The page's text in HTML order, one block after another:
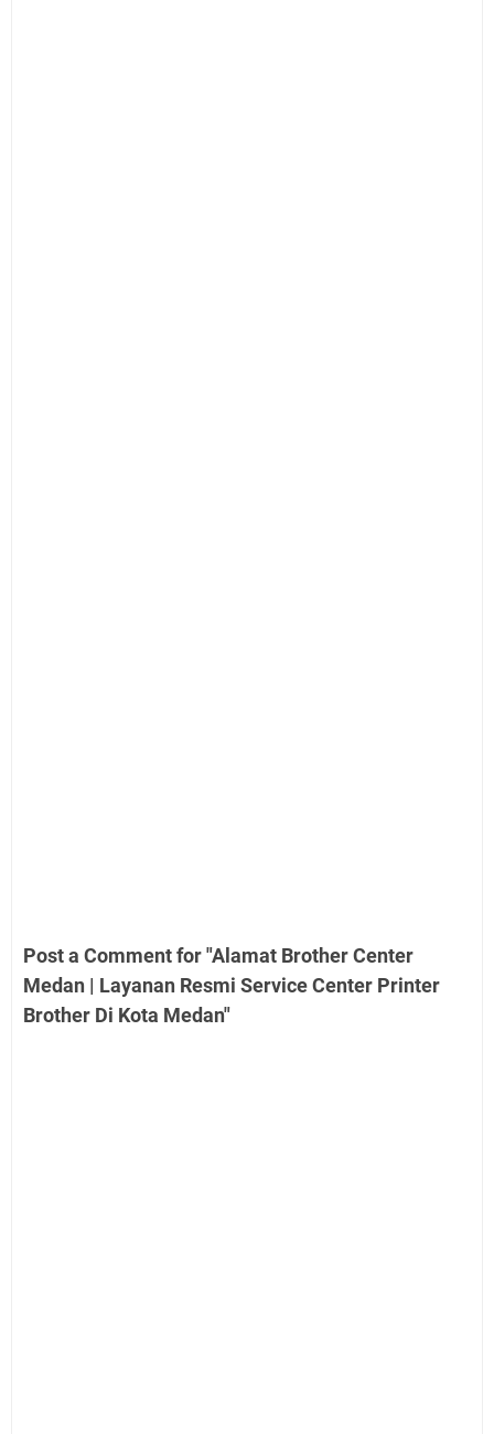
Post a Comment for "Alamat Brother Center
Medan | Layanan Resmi Service Center Printer
Brother Di Kota Medan"